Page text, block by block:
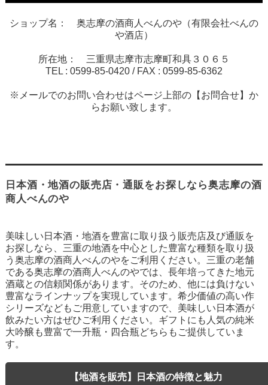
ショップ名： 奥志摩の酒商人べんのや（有限会社べんの
や酒店）
所在地： 三重県志摩市志摩町和具３０６５
TEL : 0599-85-0420 / FAX : 0599-85-6362
※メールでのお問い合わせはページ上部の【お問合せ】か
らお願い致します。
日本酒・地酒の販売店・通販をお探しなら奥志摩の酒
商人べんのや
美味しい日本酒・地酒を豊富に取り扱う販売店及び通販を
お探しなら、三重の地酒を中心とした豊富な種類を取り扱
う奥志摩の酒商人べんのやをご利用ください。三重の老舗
である奥志摩の酒商人べんのやでは、長年培ってきた地元
酒蔵との信頼関係があります。そのため、他には負けない
豊富なラインナップを実現しています。希少価値の高い作
シリーズなどもご用意していますので、美味しい日本酒が
飲みたい方はぜひご利用ください。ギフトにも人気の純米
大吟醸も豊富で一升瓶・四合瓶どちらもご提供していま
す。
【地酒を販売】日本酒の特徴と魅力